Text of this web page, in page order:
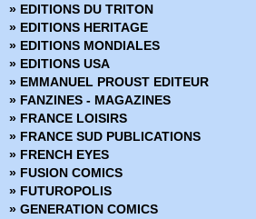
» EDITIONS DU TRITON
» EDITIONS HERITAGE
» EDITIONS MONDIALES
» EDITIONS USA
» EMMANUEL PROUST EDITEUR
» FANZINES - MAGAZINES
» FRANCE LOISIRS
» FRANCE SUD PUBLICATIONS
» FRENCH EYES
» FUSION COMICS
» FUTUROPOLIS
» GENERATION COMICS